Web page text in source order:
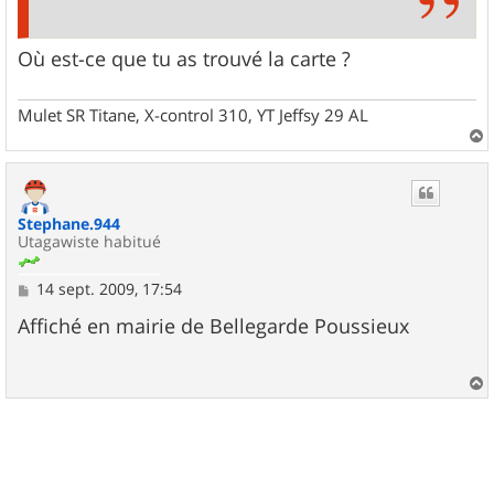
Où est-ce que tu as trouvé la carte ?
Mulet SR Titane, X-control 310, YT Jeffsy 29 AL
a
Stephane.944
Utagawiste habitué
M
s
s
e
14 sept. 2009, 17:54
Affiché en mairie de Bellegarde Poussieux
a